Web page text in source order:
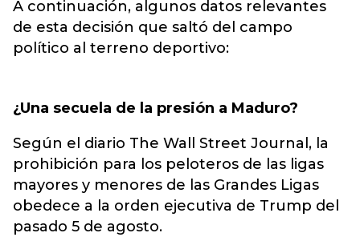
A continuación, algunos datos relevantes
de esta decisión que saltó del campo
político al terreno deportivo:
¿Una secuela de la presión a Maduro?
Según el diario The Wall Street Journal, la
prohibición para los peloteros de las ligas
mayores y menores de las Grandes Ligas
obedece a la orden ejecutiva de Trump del
pasado 5 de agosto.